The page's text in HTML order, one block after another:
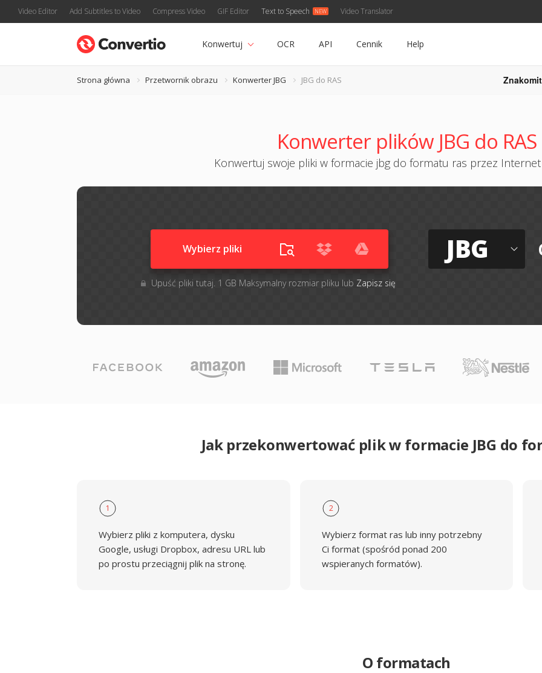
Video Editor Add Subtitles to Video Compress Video GIF Editor Text to Speech Video Translator
Konwertuj OCR API Cennik Help
Strona główna Przetwornik obrazu Konwerter JBG JBG do RAS
Konwerter plików JBG do RAS
Konwertuj swoje pliki w formacie jbg do formatu ras przez Internet
Wybierz pliki
Upuść pliki tutaj. 1 GB Maksymalny rozmiar pliku lub Zapisz się
JBG
Jak przekonwertować plik w formacie JBG do
1
Wybierz pliki z komputera, dysku
Google, usługi Dropbox, adresu URL lub
po prostu przeciągnij plik na stronę.
2
Wybierz format ras lub inny potrzebny
Ci format (spośród ponad 200
wspieranych formatów).
O formatach